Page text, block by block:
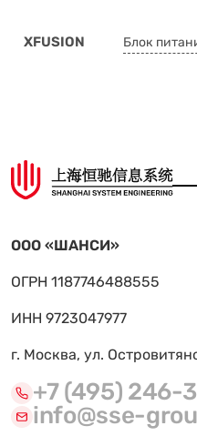
XFUSION Блок
ООО «ШАНСИ»
ОГРН 1187746488555
ИНН 9723047977
г. Москва, ул.
+7 (495) 246-
info@sse-